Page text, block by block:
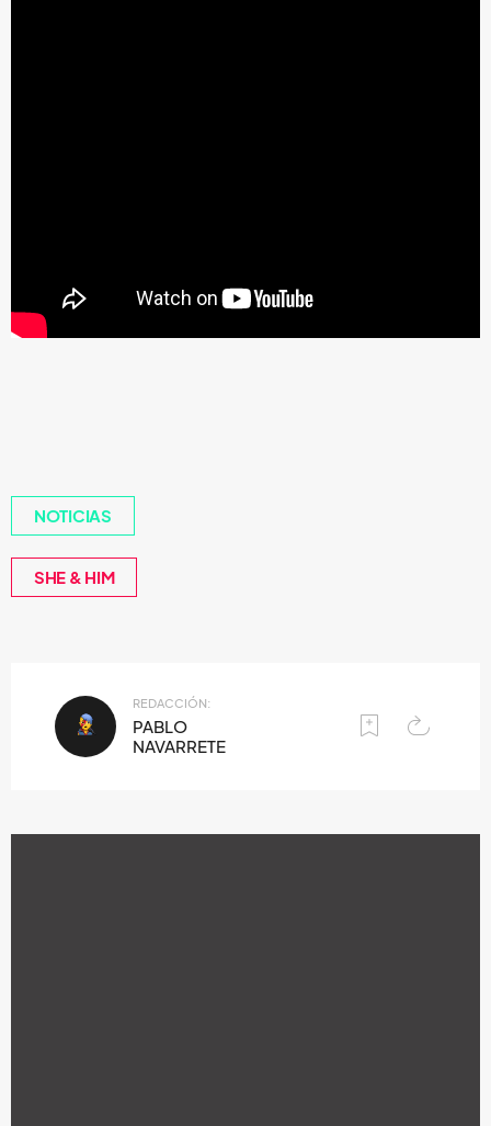
NOTICIAS
SHE & HIM
REDACCIÓN:
PABLO
NAVARRETE